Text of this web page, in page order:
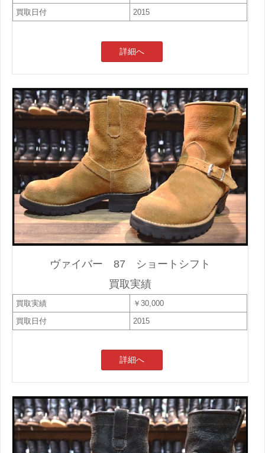
買取日付
2015
詳細へ
ヴァイバー 87 ショートシフト
買取実績
買取実績
￥30,000
買取日付
2015
詳細へ